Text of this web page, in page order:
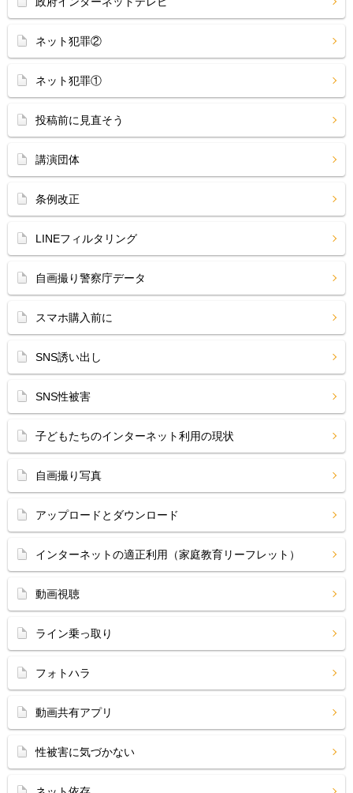
ネット犯罪②
ネット犯罪①
投稿前に見直そう
講演団体
条例改正
LINEフィルタリング
自画撮り警察庁データ
スマホ購入前に
SNS誘い出し
SNS性被害
子どもたちのインターネット利用の現状
自画撮り写真
アップロードとダウンロード
インターネットの適正利用（家庭教育リーフレット）
動画視聴
ライン乗っ取り
フォトハラ
動画共有アプリ
性被害に気づかない